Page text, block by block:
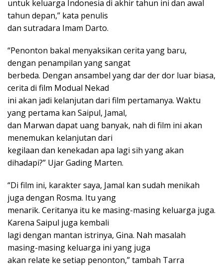
untuk keluarga Indonesia di akhir tahun ini dan awal
tahun depan,” kata penulis
dan sutradara Imam Darto.
“Penonton bakal menyaksikan cerita yang baru,
dengan penampilan yang sangat
berbeda. Dengan ansambel yang dar der dor luar biasa,
cerita di film Modual Nekad
ini akan jadi kelanjutan dari film pertamanya. Waktu
yang pertama kan Saipul, Jamal,
dan Marwan dapat uang banyak, nah di film ini akan
menemukan kelanjutan dari
kegilaan dan kenekadan apa lagi sih yang akan
dihadapi?” Ujar Gading Marten.
“Di film ini, karakter saya, Jamal kan sudah menikah
juga dengan Rosma. Itu yang
menarik. Ceritanya itu ke masing-masing keluarga juga.
Karena Saipul juga kembali
lagi dengan mantan istrinya, Gina. Nah masalah
masing-masing keluarga ini yang juga
akan relate ke setiap penonton,” tambah Tarra